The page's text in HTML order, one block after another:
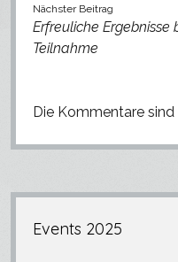
Nächster Beitrag
Erfreuliche
Teilnahme
Die Kommentare
Seitenleiste
Events 2025